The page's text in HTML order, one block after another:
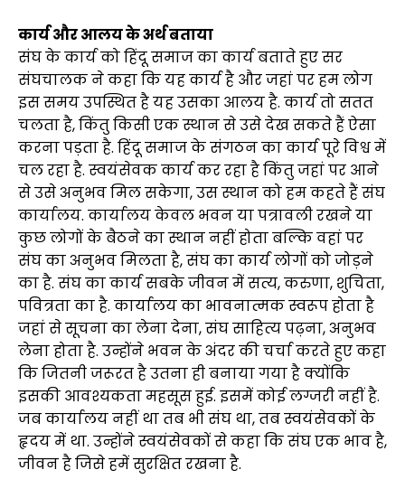
कार्य और आलय के अर्थ बताया
संघ के कार्य को हिंदू समाज का कार्य बताते हुए सर
संघचालक ने कहा कि यह कार्य है और जहां पर हम लोग
इस समय उपस्थित है यह उसका आलय है. कार्य तो सतत
चलता है, किंतु किसी एक स्थान से उसे देख सकते हैं ऐसा
करना पड़ता है. हिंदू समाज के संगठन का कार्य पूरे विश्व में
चल रहा है. स्वयंसेवक कार्य कर रहा है किंतु जहां पर आने
से उसे अनुभव मिल सकेगा, उस स्थान को हम कहते हैं संघ
कार्यालय. कार्यालय केवल भवन या पत्रावली रखने या
कुछ लोगों के बैठने का स्थान नहीं होता बल्कि वहां पर
संघ का अनुभव मिलता है, संघ का कार्य लोगों को जोड़ने
का है. संघ का कार्य सबके जीवन में सत्य, करुणा, शुचिता,
पवित्रता का है. कार्यालय का भावनात्मक स्वरूप होता है
जहां से सूचना का लेना देना, संघ साहित्य पढ़ना, अनुभव
लेना होता है. उन्होंने भवन के अंदर की चर्चा करते हुए कहा
कि जितनी जरूरत है उतना ही बनाया गया है क्योंकि
इसकी आवश्यकता महसूस हुई. इसमें कोई लग्जरी नहीं है.
जब कार्यालय नहीं था तब भी संघ था, तब स्वयंसेवकों के
हृदय में था. उन्होंने स्वयंसेवकों से कहा कि संघ एक भाव है,
जीवन है जिसे हमें सुरक्षित रखना है.